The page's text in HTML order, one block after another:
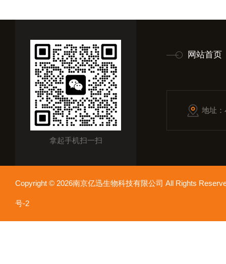
拿起手机扫一扫
网站首页
地址
Copyright © 2026南京亿迅生物科技有限公司 All Rights
号-2